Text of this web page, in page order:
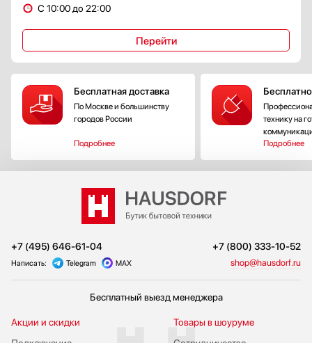
С 10:00 до 22:00
Перейти
Бесплатная доставка
По Москве и большинству
городов России
Подробнее
технику на
Подробнее
+7 (495) 646-61-04 +7 (800) 333-10-52
Написать: Telegram MAX shop@hausdorf.ru
Бесплатный выезд менеджера
Акции и скидки
Товары в шоуруме